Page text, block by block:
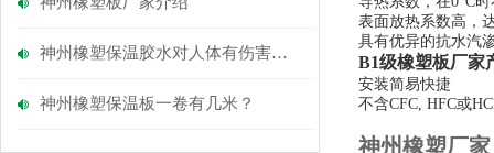
神州橡塑保温胶水对人体有伤害吗？
神州橡塑保温板一卷有几米？
表面放热系数高，
具有优异的抗水汽
B1级橡塑板厂家
安装简易快捷
不含CFC, HFC或
神州橡塑厂家